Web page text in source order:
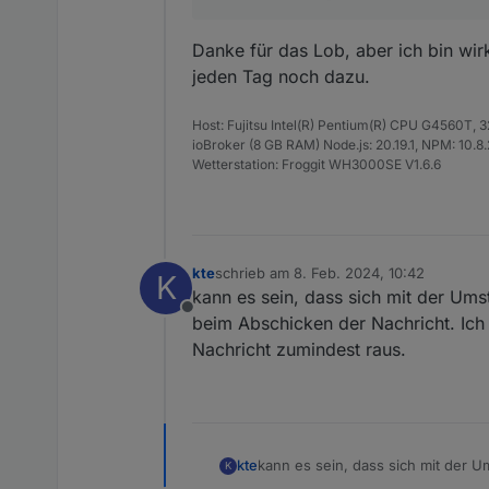
Version 0.3.0
Seit dieser
geführt, sondern es werden
Datenpunkte werden. Der
Die entsprechenden
macht.
Mein Credo von oben ('
sondern auch vom Collector
Somit ist es nicht
Version 0.5.0die folgende
wieder einzeln aktivieren
Dazu gibt es jetzt einen
Danke für das Lob, aber ich bin
jeden Tag noch dazu.
Host: Fujitsu Intel(R) Pentium(R) CPU G4560T,
ioBroker (8 GB RAM) Node.js: 20.19.1, NPM:
Wetterstation: Froggit WH3000SE V1.6.6
K
Offline
kteschrieb am 8. Feb. 2024, 10:42
zuletzt editiert von
kann es sein, dass sich mit der
beim Abschicken der Nachricht.
Nachricht zumindest raus.
K ktekann es sein, dass sich mit der